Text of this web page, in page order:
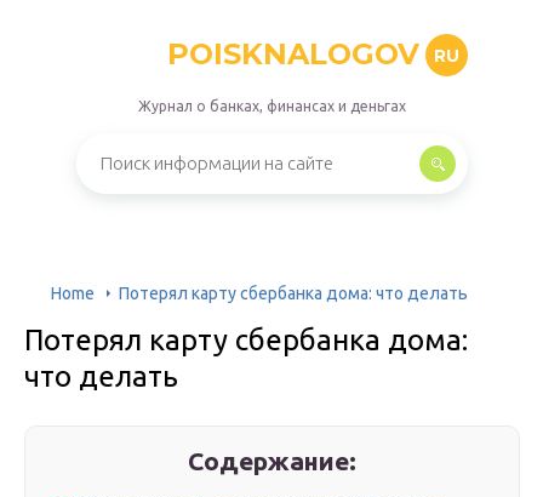
POISKNALOGOV RU
Журнал о банках, финансах и деньгах
Home Потерял карту сбербанка дома: что делать
Потерял карту сбербанка дома:
что делать
Содержание: